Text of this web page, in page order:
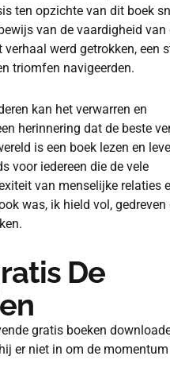
ten opzichte van dit boek
van de vaardigheid van
werd getrokken, een
triomfen navigeerden.
kan het verwarren en
herinnering dat de beste
is een boek lezen en
voor iedereen die de vele
van menselijke relaties
was, ik hield vol, gedreven
De
gratis boeken
er niet in om de